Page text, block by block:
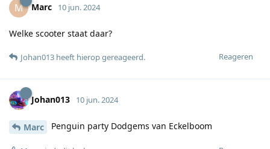
M Marc 10 jun. 2024
Welke scooter staat daar?
Reageren
Johan013 heeft hierop gereageerd.
Johan013 10 jun. 2024
Marc Penguin party Dodgems van Eckelboom